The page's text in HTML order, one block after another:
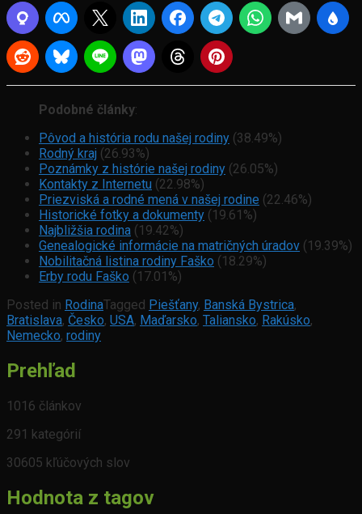
Podobné články:
Pôvod a história rodu našej rodiny (38.49%)
Rodný kraj (26.93%)
Poznámky z histórie našej rodiny (26.05%)
Kontakty z Internetu (22.98%)
Priezviská a rodné mená v našej rodine (22.46%)
Historické fotky a dokumenty (19.61%)
Najbližšia rodina (19.42%)
Genealogické informácie na matričných úradov (19.39%)
Nobilitačná listina rodiny Faško (18.29%)
Erby rodu Faško (17.01%)
Posted in RodinaTagged Piešťany, Banská Bystrica,
Bratislava, Česko, USA, Maďarsko, Taliansko, Rakúsko,
Nemecko, rodiny
Prehľad
1016 článkov
291 kategórií
30605 kľúčových slov
Hodnota z tagov